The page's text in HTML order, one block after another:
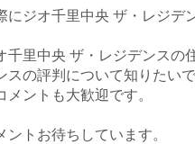
にジオ千里中央 ザ・レジデ
千里中央 ザ・レジデンスの
スの評判について知りたい
メントも大歓迎です。
ントお待ちしています。